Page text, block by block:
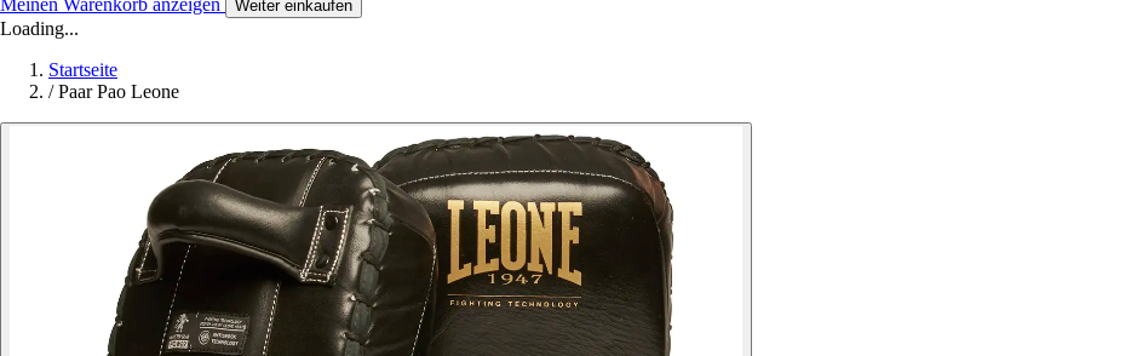
Weiter einkaufen
Loading...
Startseite
/ Paar Pao Leone